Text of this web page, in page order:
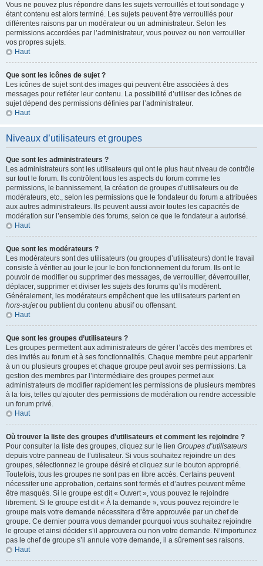
Vous ne pouvez plus répondre dans les sujets verrouillés et tout sondage y
étant contenu est alors terminé. Les sujets peuvent être verrouillés pour
différentes raisons par un modérateur ou un administrateur. Selon les
permissions accordées par l’administrateur, vous pouvez ou non verrouiller
vos propres sujets.
Haut
Que sont les icônes de sujet ?
Les icônes de sujet sont des images qui peuvent être associées à des
messages pour refléter leur contenu. La possibilité d’utiliser des icônes de
sujet dépend des permissions définies par l’administrateur.
Haut
Niveaux d’utilisateurs et groupes
Que sont les administrateurs ?
Les administrateurs sont les utilisateurs qui ont le plus haut niveau de contrôle
sur tout le forum. Ils contrôlent tous les aspects du forum comme les
permissions, le bannissement, la création de groupes d’utilisateurs ou de
modérateurs, etc., selon les permissions que le fondateur du forum a attribuées
aux autres administrateurs. Ils peuvent aussi avoir toutes les capacités de
modération sur l’ensemble des forums, selon ce que le fondateur a autorisé.
Haut
Que sont les modérateurs ?
Les modérateurs sont des utilisateurs (ou groupes d’utilisateurs) dont le travail
consiste à vérifier au jour le jour le bon fonctionnement du forum. Ils ont le
pouvoir de modifier ou supprimer des messages, de verrouiller, déverrouiller,
déplacer, supprimer et diviser les sujets des forums qu’ils modèrent.
Généralement, les modérateurs empêchent que les utilisateurs partent en
hors-sujetou publient du contenu abusif ou offensant.
Haut
Que sont les groupes d’utilisateurs ?
Les groupes permettent aux administrateurs de gérer l’accès des membres et
des invités au forum et à ses fonctionnalités. Chaque membre peut appartenir
à un ou plusieurs groupes et chaque groupe peut avoir ses permissions. La
gestion des membres par l’intermédiaire des groupes permet aux
administrateurs de modifier rapidement les permissions de plusieurs membres
à la fois, telles qu’ajouter des permissions de modération ou rendre accessible
un forum privé.
Haut
Où trouver la liste des groupes d’utilisateurs et comment les rejoindre ?
Pour consulter la liste des groupes, cliquez sur le lien Groupes d’utilisateurs
depuis votre panneau de l’utilisateur. Si vous souhaitez rejoindre un des
groupes, sélectionnez le groupe désiré et cliquez sur le bouton approprié.
Toutefois, tous les groupes ne sont pas en libre accès. Certains peuvent
nécessiter une approbation, certains sont fermés et d’autres peuvent même
être masqués. Si le groupe est dit « Ouvert », vous pouvez le rejoindre
librement. Si le groupe est dit « À la demande », vous pouvez rejoindre le
groupe mais votre demande nécessitera d’être approuvée par un chef de
groupe. Ce dernier pourra vous demander pourquoi vous souhaitez rejoindre
le groupe et ainsi décider s’il approuvera ou non votre demande. N’importunez
pas le chef de groupe s’il annule votre demande, il a sûrement ses raisons.
Haut